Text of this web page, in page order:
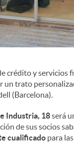
crédito y servicios
un trato
(Barcelona).
Industria, 18será
de sus socios
cualificado para